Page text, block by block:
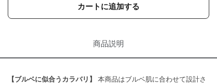
カートに追加する
商品説明
【ブルベに似合うカラバリ】
本商品はブルベ肌に合わせて設計さ